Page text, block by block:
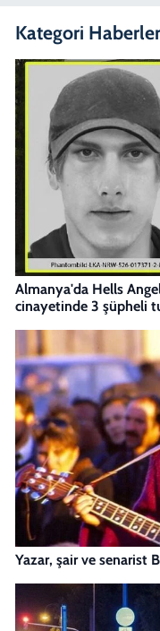
Kategori Haberler
Almanya'da Hells
cinayetinde 3 şüpheli
Yazar, şair ve senarist